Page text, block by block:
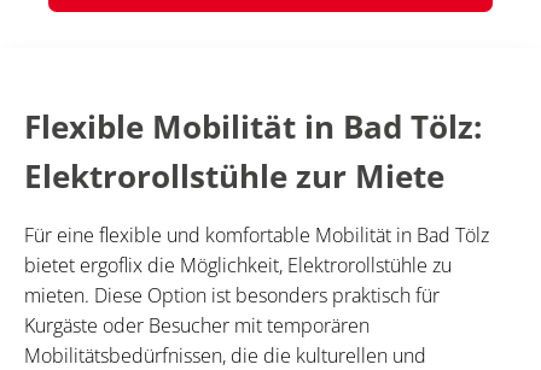
Flexible Mobilität in Bad Tölz:
Elektrorollstühle zur Miete
Für eine flexible und komfortable Mobilität in Bad Tölz
bietet ergoflix die Möglichkeit, Elektrorollstühle zu
mieten. Diese Option ist besonders praktisch für
Kurgäste oder Besucher mit temporären
Mobilitätsbedürfnissen, die die kulturellen und